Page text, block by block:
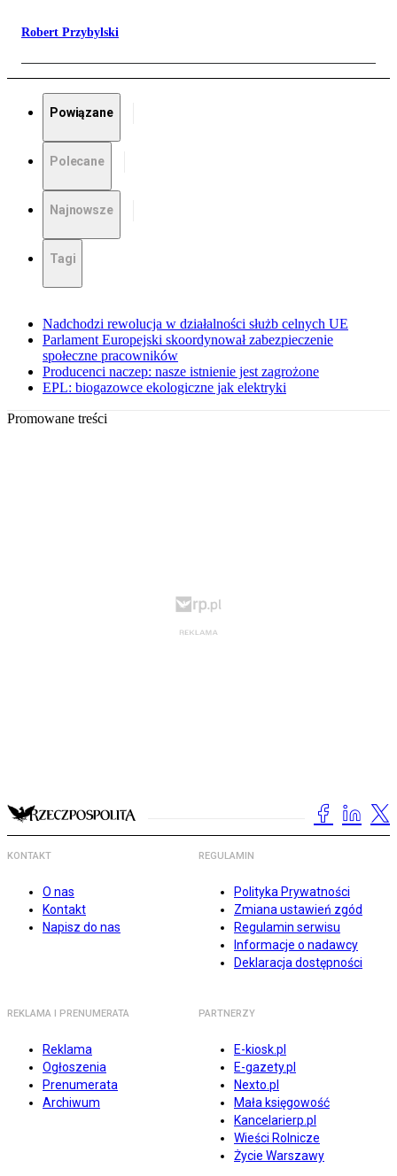
Robert Przybylski
Powiązane
Polecane
Najnowsze
Tagi
Nadchodzi rewolucja w działalności służb celnych UE
Parlament Europejski skoordynował zabezpieczenie
społeczne pracowników
Producenci naczep: nasze istnienie jest zagrożone
EPL: biogazowce ekologiczne jak elektryki
Promowane treści
KONTAKT
O nas
Kontakt
Napisz do nas
REGULAMIN
Polityka Prywatności
Zmiana ustawień zgód
Regulamin serwisu
Informacje o nadawcy
Deklaracja dostępności
REKLAMA I PRENUMERATA
Reklama
Ogłoszenia
Prenumerata
Archiwum
PARTNERZY
E-kiosk.pl
E-gazety.pl
Nexto.pl
Mała księgowość
Kancelarierp.pl
Wieści Rolnicze
Życie Warszawy